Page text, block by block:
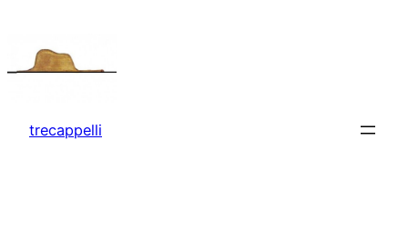
contenuto
trecappelli